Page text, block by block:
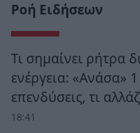
Ροή Ειδήσεων
Τι σημαίνει ρήτρα
ενέργεια: «Ανάσα»
επενδύσεις, τι
18:41